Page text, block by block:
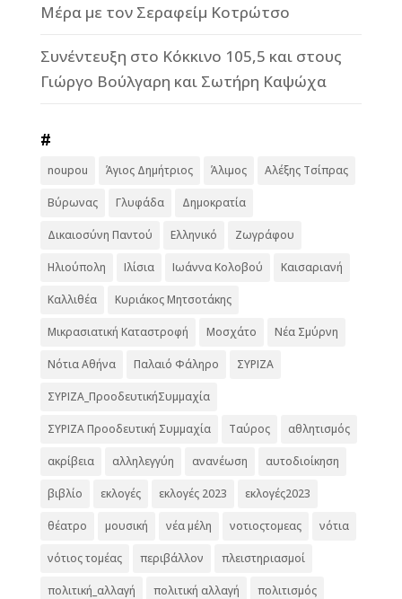
Μέρα με τον Σεραφείμ Κοτρώτσο
Συνέντευξη στο Κόκκινο 105,5 και στους
Γιώργο Βούλγαρη και Σωτήρη Καψώχα
#
noupou Άγιος Δημήτριος Άλιμος Αλέξης Τσίπρας
Βύρωνας Γλυφάδα Δημοκρατία
Δικαιοσύνη Παντού Ελληνικό Ζωγράφου
Ηλιούπολη Ιλίσια Ιωάννα Κολοβού Καισαριανή
Καλλιθέα Κυριάκος Μητσοτάκης
Μικρασιατική Καταστροφή Μοσχάτο Νέα Σμύρνη
Νότια Αθήνα Παλαιό Φάληρο ΣΥΡΙΖΑ
ΣΥΡΙΖΑ_ΠροοδευτικήΣυμμαχία
ΣΥΡΙΖΑ Προοδευτική Συμμαχία Ταύρος αθλητισμός
ακρίβεια αλληλεγγύη ανανέωση αυτοδιοίκηση
βιβλίο εκλογές εκλογές 2023 εκλογές2023
θέατρο μουσική νέα μέλη νοτιοςτομεας νότια
νότιος τομέας περιβάλλον πλειστηριασμοί
πολιτική_αλλαγή πολιτική αλλαγή πολιτισμός